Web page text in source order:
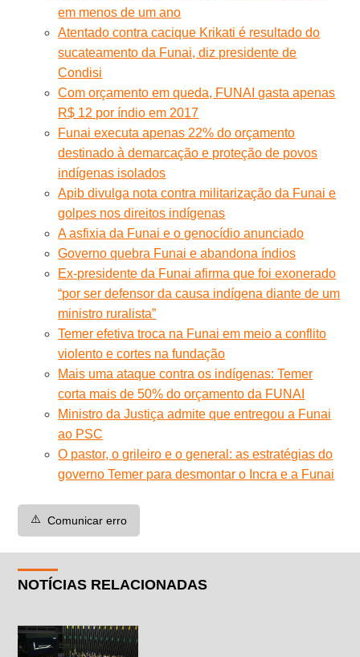
em menos de um ano
Atentado contra cacique Krikati é resultado do
sucateamento da Funai, diz presidente de
Condisi
Com orçamento em queda, FUNAI gasta apenas
R$ 12 por índio em 2017
Funai executa apenas 22% do orçamento
destinado à demarcação e proteção de povos
indígenas isolados
Apib divulga nota contra militarização da Funai e
golpes nos direitos indígenas
A asfixia da Funai e o genocídio anunciado
Governo quebra Funai e abandona índios
Ex-presidente da Funai afirma que foi exonerado
“por ser defensor da causa indígena diante de um
ministro ruralista”
Temer efetiva troca na Funai em meio a conflito
violento e cortes na fundação
Mais uma ataque contra os indígenas: Temer
corta mais de 50% do orçamento da FUNAI
Ministro da Justiça admite que entregou a Funai
ao PSC
O pastor, o grileiro e o general: as estratégias do
governo Temer para desmontar o Incra e a Funai
⚠️ Comunicar erro
NOTÍCIAS RELACIONADAS